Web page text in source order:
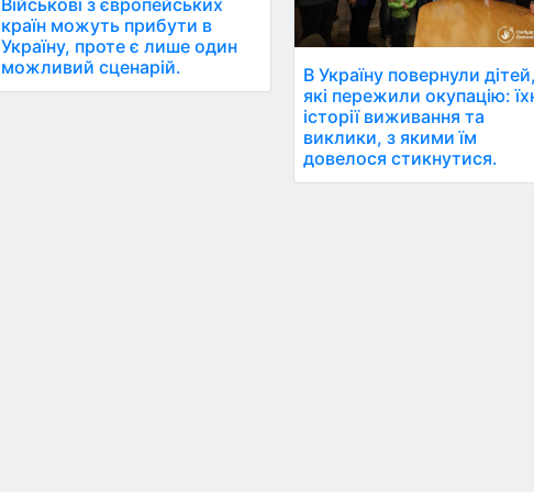
країн можуть прибути в
Україну, проте є лише один
можливий сценарій.
В Україну повернули
які пережили окупацію:
історії виживання та
виклики, з якими їм
довелося стикнутися.